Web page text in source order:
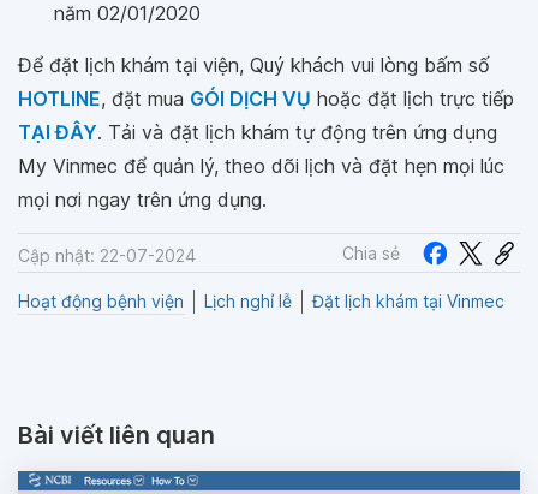
năm 02/01/2020
Để đặt lịch khám tại viện, Quý khách vui lòng bấm số
HOTLINE, đặt mua GÓI DỊCH VỤ hoặc đặt lịch trực tiếp
TẠI ĐÂY. Tải và đặt lịch khám tự động trên ứng dụng
My Vinmec để quản lý, theo dõi lịch và đặt hẹn mọi lúc
mọi nơi ngay trên ứng dụng.
Cập nhật: 22-07-2024 Chia sẻ
Hoạt động bệnh viện Lịch nghỉ lễ Đặt lịch khám tại Vinmec
Bài viết liên quan